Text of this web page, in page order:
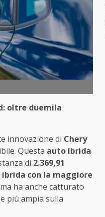
oltre duemila
innovazione di Chery
Questa auto ibrida
di 2.369,91
con la maggiore
ha anche catturato
più ampia sulla